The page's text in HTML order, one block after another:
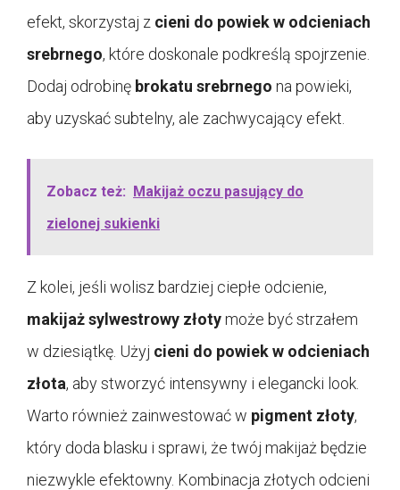
efekt, skorzystaj z cieni do powiek w odcieniach
srebrnego, które doskonale podkreślą spojrzenie.
Dodaj odrobinę brokatu srebrnego na powieki,
aby uzyskać subtelny, ale zachwycający efekt.
Zobacz też: Makijaż oczu pasujący do
zielonej sukienki
Z kolei, jeśli wolisz bardziej ciepłe odcienie,
makijaż sylwestrowy złotymoże być strzałem
w dziesiątkę. Użyj cieni do powiek w odcieniach
złota, aby stworzyć intensywny i elegancki look.
Warto również zainwestować w pigment złoty,
który doda blasku i sprawi, że twój makijaż będzie
niezwykle efektowny. Kombinacja złotych odcieni